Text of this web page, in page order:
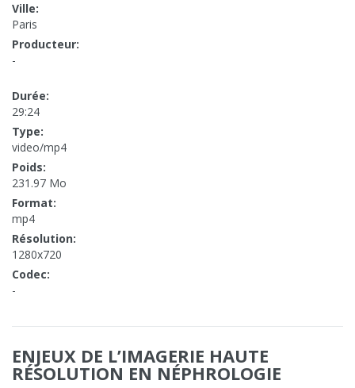
Ville:
Paris
Producteur:
-
Durée:
29:24
Type:
video/mp4
Poids:
231.97 Mo
Format:
mp4
Résolution:
1280x720
Codec:
-
ENJEUX DE L’IMAGERIE HAUTE
RÉSOLUTION EN NÉPHROLOGIE